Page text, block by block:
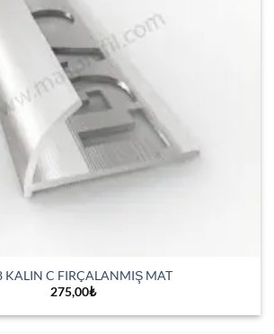
KALIN C FIRÇALANMIŞ MAT
275,00₺